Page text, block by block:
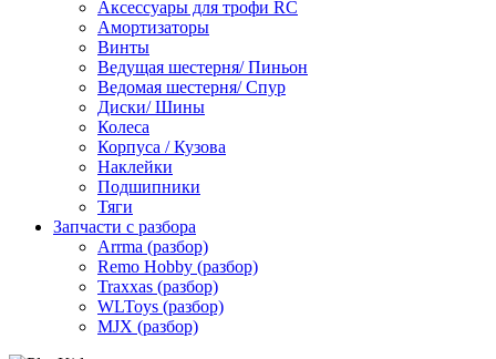
Аксессуары для трофи RC
Амортизаторы
Винты
Ведущая шестерня/ Пиньон
Ведомая шестерня/ Спур
Диски/ Шины
Колеса
Корпуса / Кузова
Наклейки
Подшипники
Тяги
Запчасти с разбора
Arrma (разбор)
Remo Hobby (разбор)
Traxxas (разбор)
WLToys (разбор)
MJX (разбор)